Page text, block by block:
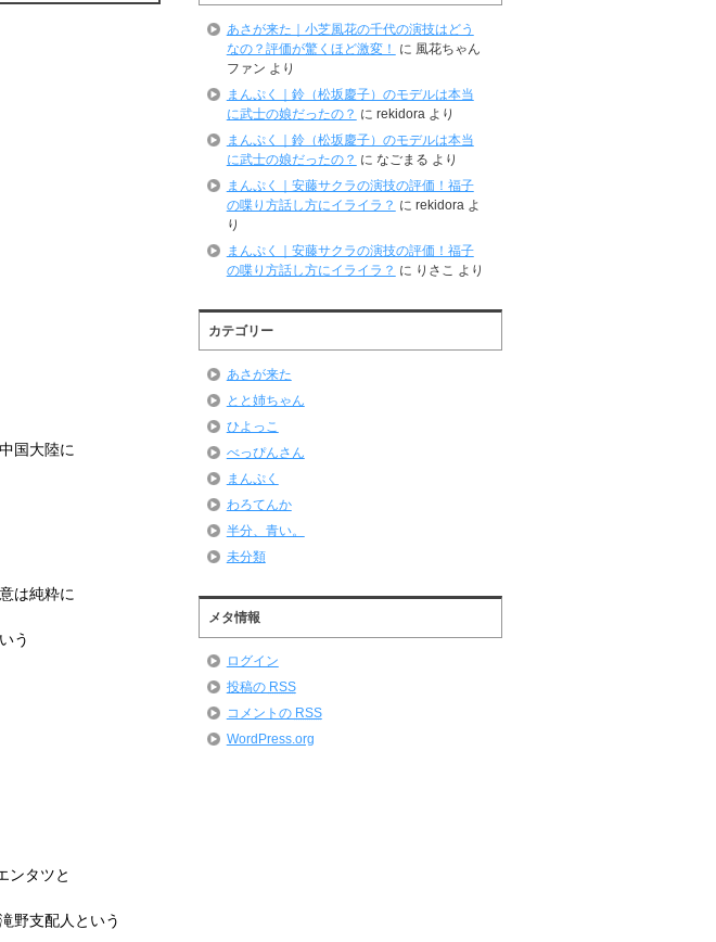
国大陸に
は純粋に
う
ンタツと
野支配人という
あさが来た｜小芝風花の千代の演技はどう
なの？評価が驚くほど激変！
に 風花ちゃん
ファン より
まんぷく｜鈴（松坂慶子）のモデルは本当
に武士の娘だったの？ に rekidora より
まんぷく｜鈴（松坂慶子）のモデルは本当
に武士の娘だったの？ に なごまる より
まんぷく｜安藤サクラの演技の評価！福子
の喋り方話し方にイライラ？ に rekidora よ
り
まんぷく｜安藤サクラの演技の評価！福子
の喋り方話し方にイライラ？ に りさこ より
カテゴリー
あさが来た
とと姉ちゃん
ひよっこ
べっぴんさん
まんぷく
わろてんか
半分、青い。
未分類
メタ情報
ログイン
投稿の RSS
コメントの RSS
WordPress.org